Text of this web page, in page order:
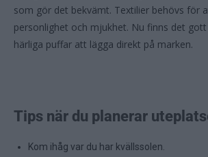
som gör det bekvämt. Textilier behövs för
personlighet och mjukhet. Nu finns det
härliga puffar att lägga direkt på marken.
Tips när du planerar
Kom ihåg var du har kvällssolen.